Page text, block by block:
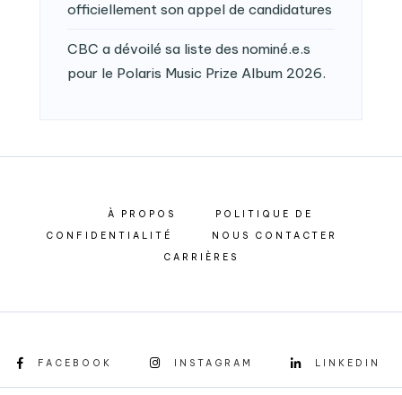
officiellement son appel de candidatures
CBC a dévoilé sa liste des nominé.e.s
pour le Polaris Music Prize Album 2026.
À PROPOS
POLITIQUE DE
CONFIDENTIALITÉ
NOUS CONTACTER
CARRIÈRES
FACEBOOK INSTAGRAM LINKEDIN